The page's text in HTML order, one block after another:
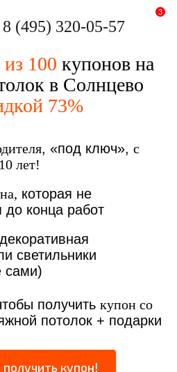
8 (495) 320-05-57
3
100 купонов на
в Солнцево
73%
, «под ключ», с
лет!
которая не
до конца работ
декоративная
светильники
сами)
получить купон со
потолок + подарки
купон!